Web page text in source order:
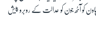
کو آٹھ جون کو عدالت کے روبرو پیش